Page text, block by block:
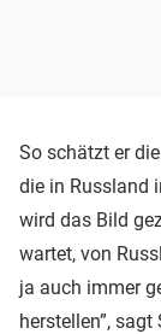
So schätzt er
die in Russland
wird das Bild
wartet, von
ja auch immer
herstellen”,